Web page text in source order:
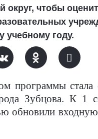
округ, чтобы
учебному году.
программы стала
Зубцова. К 1
обновили